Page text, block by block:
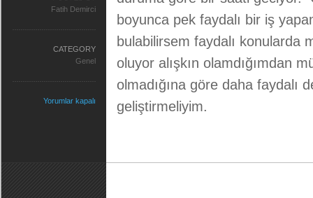
boyunca pek faydalı bir iş
bulabilirsem faydalı konularda
oluyor alışkın olamdığımdan
olmadığına göre daha
geliştirmeliyim.
Fatih Demirci
CATEGORY
Genel
Yorumlar kapalı